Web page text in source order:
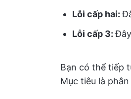
Lỗi cấp hai:
Lỗi cấp 3:
Bạn có thể tiếp
Mục tiêu là